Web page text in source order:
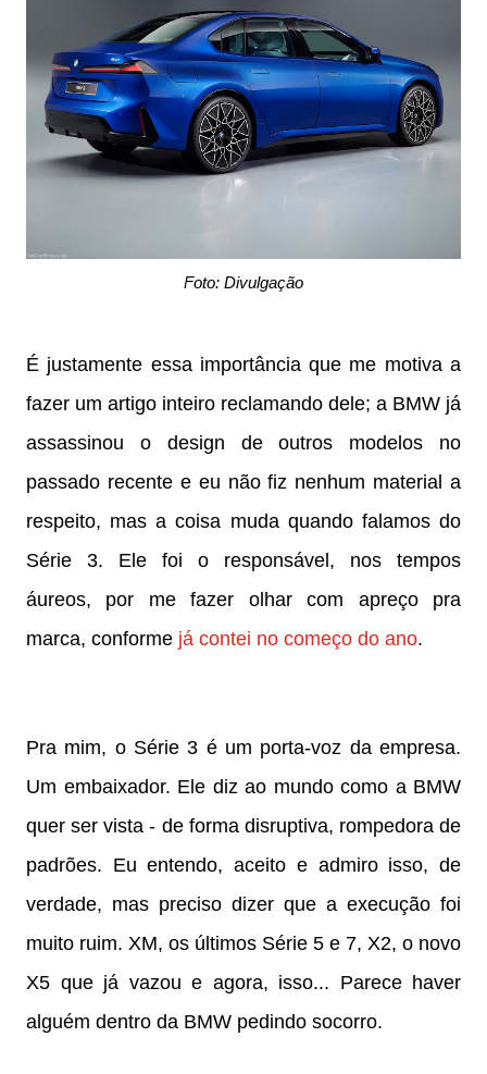
Foto: Divulgação
É justamente essa importância que me motiva a
fazer um artigo inteiro reclamando dele; a BMW já
assassinou o design de outros modelos no
passado recente e eu não fiz nenhum material a
respeito, mas a coisa muda quando falamos do
Série 3. Ele foi o responsável, nos tempos
áureos, por me fazer olhar com apreço pra
marca, conforme já contei no começo do ano.
Pra mim, o Série 3 é um porta-voz da empresa.
Um embaixador. Ele diz ao mundo como a BMW
quer ser vista - de forma disruptiva, rompedora de
padrões. Eu entendo, aceito e admiro isso, de
verdade, mas preciso dizer que a execução foi
muito ruim. XM, os últimos Série 5 e 7, X2, o novo
X5 que já vazou e agora, isso... Parece haver
alguém dentro da BMW pedindo socorro.